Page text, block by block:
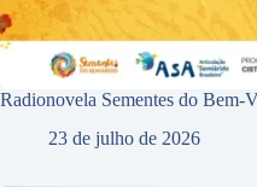
Radionovela Sementes do Bem-
23 de julho de 2026